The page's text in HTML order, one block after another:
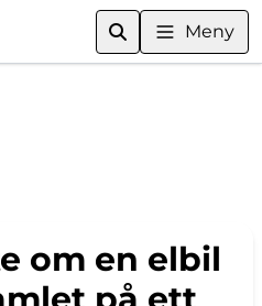
Meny
om en elbil